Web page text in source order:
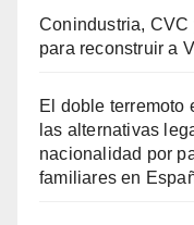
Conindustria, CVC
para reconstruir a
El doble terremoto
las alternativas
nacionalidad por
familiares en